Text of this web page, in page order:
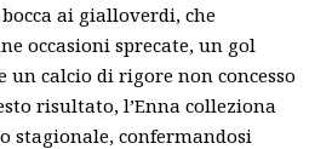
ai gialloverdi, che
occasioni sprecate, un gol
un calcio di rigore non concesso
risultato, l’Enna colleziona
stagionale, confermandosi